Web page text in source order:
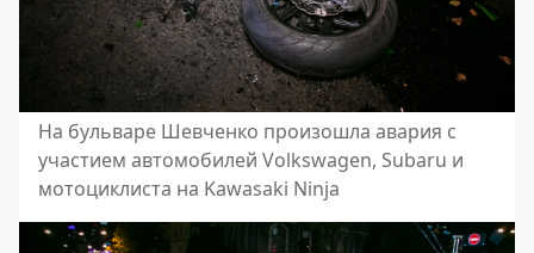
На бульваре Шевченко произошла авария с
участием автомобилей Volkswagen, Subaru и
мотоциклиста на Kawasaki Ninja